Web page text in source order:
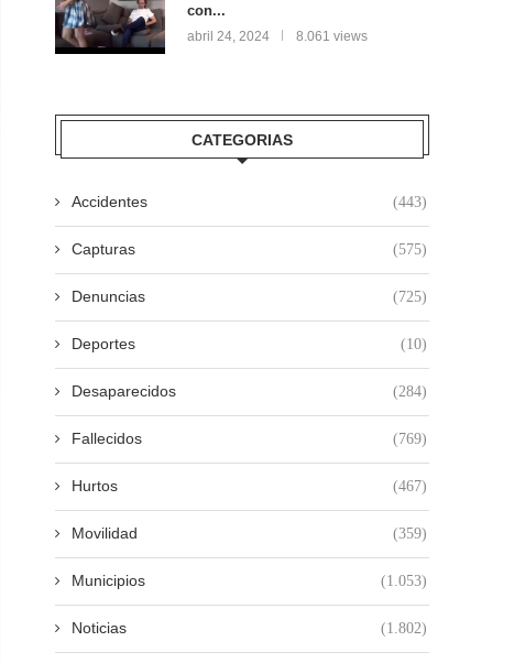
con...
abril 24, 2024 8.061 views
CATEGORIAS
Accidentes (443)
Capturas (575)
Denuncias (725)
Deportes (10)
Desaparecidos (284)
Fallecidos (769)
Hurtos (467)
Movilidad (359)
Municipios (1.053)
Noticias (1.802)